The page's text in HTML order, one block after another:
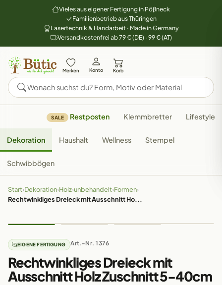
Vieles aus eigener Fertigung in Pößneck
Familienbetrieb aus Thüringen
Lasertechnik & Handarbeit · Made in Germany
Versandkostenfrei ab 79 € (DE) · 99 € (AT)
Merken Konto Korb
SALE Restposten Klemmbretter Lifestyle
Dekoration Haushalt Wellness Stempel
Schwibbögen
Start›Dekoration›Holz›unbehandelt›Formen›
Rechtwinkliges Dreieck mit Ausschnitt Ho...
EIGENE FERTIGUNG Art.-Nr. 1376
Rechtwinkliges Dreieck mit
Ausschnitt Holz Zuschnitt 5-40cm